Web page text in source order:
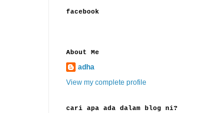
facebook
About Me
adha
View my complete profile
cari apa ada dalam blog ni?